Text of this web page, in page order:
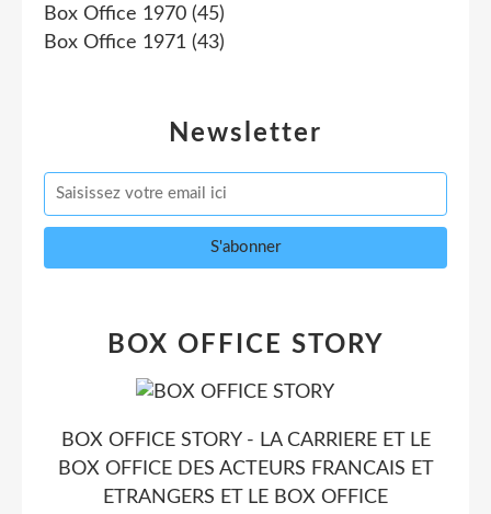
Newsletter
Box Office 1970 (45)
Box Office 1971 (43)
BOX OFFICE STORY
BOX OFFICE STORY - LA CARRIERE ET LE
BOX OFFICE DES ACTEURS FRANCAIS ET
ETRANGERS ET LE BOX OFFICE